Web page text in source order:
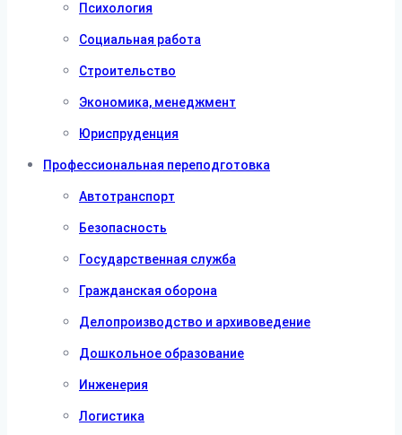
Психология
Социальная работа
Строительство
Экономика, менеджмент
Юриспруденция
Профессиональная переподготовка
Автотранспорт
Безопасность
Государственная служба
Гражданская оборона
Делопроизводство и архивоведение
Дошкольное образование
Инженерия
Логистика